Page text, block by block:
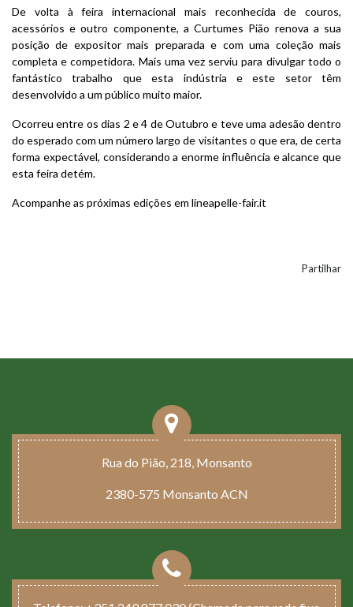
De volta à feira internacional mais reconhecida de couros,
acessórios e outro componente, a Curtumes Pião renova a sua
posição de expositor mais preparada e com uma coleção mais
completa e competidora. Mais uma vez serviu para divulgar todo o
fantástico trabalho que esta indústria e este setor têm
desenvolvido a um público muito maior.
Ocorreu entre os dias 2 e 4 de Outubro e teve uma adesão dentro
do esperado com um número largo de visitantes o que era, de certa
forma expectável, considerando a enorme influência e alcance que
esta feira detém.
Acompanhe as próximas edições em lineapelle-fair.it
Partilhar
Rua do Pião, 218, Monsanto
2380-575 Monsanto ACN